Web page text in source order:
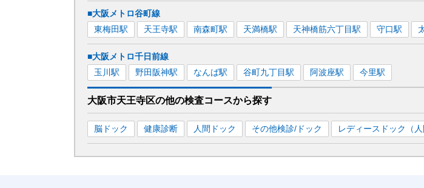
■大阪メトロ谷町線
東梅田駅 天王寺駅 南森町駅 天満橋駅 天神橋筋六丁目駅 守口駅
■大阪メトロ千日前線
玉川 駅 野田阪神駅 なんば駅 谷町九丁目駅 阿波座駅 今里駅
大阪市天王寺区の他の検査コースから探す
脳ドック 健康診断 人間ドック その他検診/ドック レディースドック（